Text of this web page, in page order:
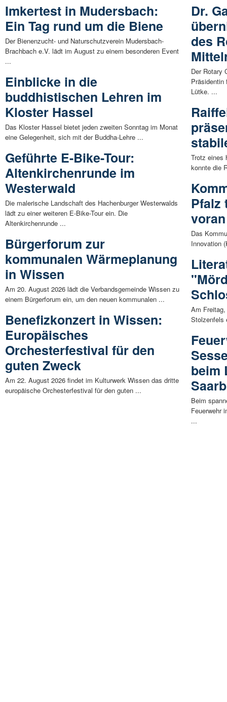
Imkertest in Mudersbach:
Ein Tag rund um die Biene
Der Bienenzucht- und Naturschutzverein Mudersbach-
Brachbach e.V. lädt im August zu einem besonderen Event
...
Einblicke in die
buddhistischen Lehren im
Kloster Hassel
Das Kloster Hassel bietet jeden zweiten Sonntag im Monat
eine Gelegenheit, sich mit der Buddha-Lehre ...
Geführte E-Bike-Tour:
Altenkirchenrunde im
Westerwald
Die malerische Landschaft des Hachenburger Westerwalds
lädt zu einer weiteren E-Bike-Tour ein. Die
Altenkirchenrunde ...
Bürgerforum zur
kommunalen Wärmeplanung
in Wissen
Am 20. August 2026 lädt die Verbandsgemeinde Wissen zu
einem Bürgerforum ein, um den neuen kommunalen ...
Benefizkonzert in Wissen:
Europäisches
Orchesterfestival für den
guten Zweck
Am 22. August 2026 findet im Kulturwerk Wissen das dritte
europäische Orchesterfestival für den guten ...
Dr.
des
Der Rotary
Präsidentin
Lütke. ...
Trotz eines
konnte die
Pfalz
voran
Das
Innovation
Am
Stolzenfels
beim
Beim
Feuerwehr
...